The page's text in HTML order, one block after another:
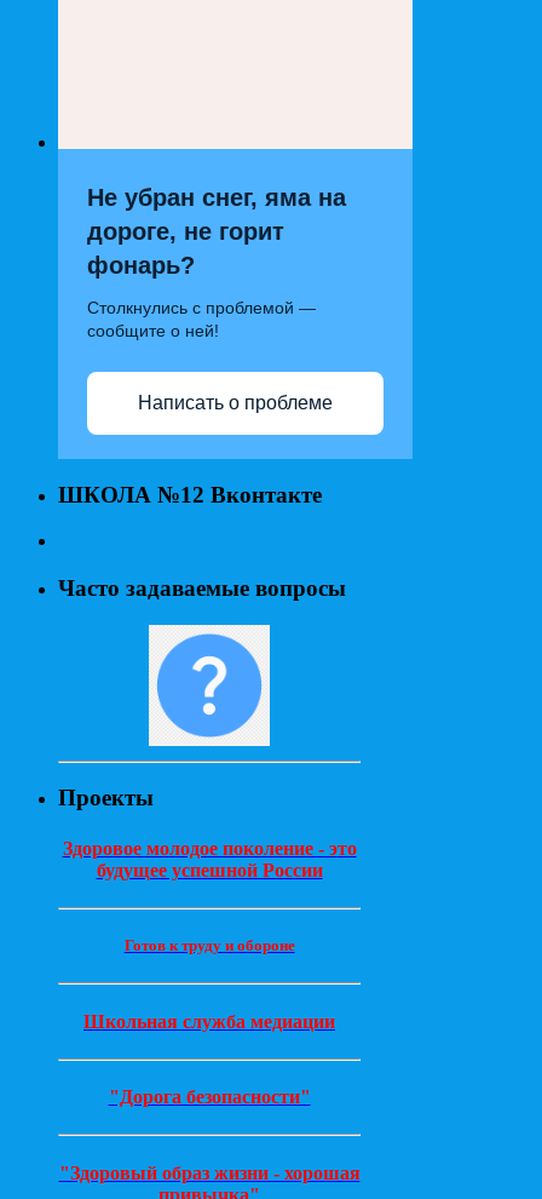
Не убран снег, яма на
дороге, не горит
фонарь?
Столкнулись с проблемой —
сообщите о ней!
Написать о проблеме
ШКОЛА №12 Вконтакте
Часто задаваемые вопросы
Проекты
Здоровое молодое поколение - это
будущее успешной России
Готов к труду и обороне
Школьная служба медиации
"Дорога безопасности"
"Здоровый образ жизни - хорошая
привычка"